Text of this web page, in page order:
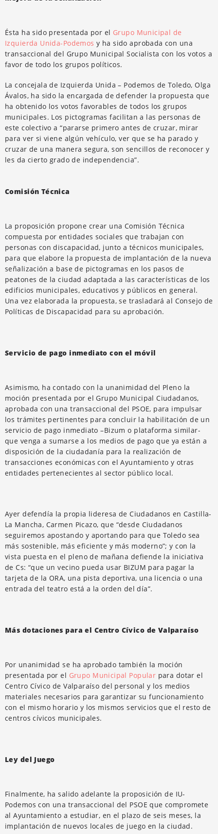
Ésta ha sido presentada por el Grupo Municipal de
Izquierda Unida-Podemos y ha sido aprobada con una
transaccional del Grupo Municipal Socialista con los votos a
favor de todo los grupos políticos.
La concejala de Izquierda Unida – Podemos de Toledo, Olga
Ávalos, ha sido la encargada de defender la propuesta que
ha obtenido los votos favorables de todos los grupos
municipales. Los pictogramas facilitan a las personas de
este colectivo a “pararse primero antes de cruzar, mirar
para ver si viene algún vehículo, ver que se ha parado y
cruzar de una manera segura, son sencillos de reconocer y
les da cierto grado de independencia”.
Comisión Técnica
La proposición propone crear una Comisión Técnica
compuesta por entidades sociales que trabajan con
personas con discapacidad, junto a técnicos municipales,
para que elabore la propuesta de implantación de la nueva
señalización a base de pictogramas en los pasos de
peatones de la ciudad adaptada a las características de los
edificios municipales, educativos y públicos en general.
Una vez elaborada la propuesta, se trasladará al Consejo de
Políticas de Discapacidad para su aprobación.
Servicio de pago inmediato con el móvil
Asimismo, ha contado con la unanimidad del Pleno la
moción presentada por el Grupo Municipal Ciudadanos,
aprobada con una transaccional del PSOE, para impulsar
los trámites pertinentes para concluir la habilitación de un
servicio de pago inmediato –Bizum o plataforma similar-
que venga a sumarse a los medios de pago que ya están a
disposición de la ciudadanía para la realización de
transacciones económicas con el Ayuntamiento y otras
entidades pertenecientes al sector público local.
Ayer defendía la propia lideresa de Ciudadanos en Castilla-
La Mancha, Carmen Picazo, que “desde Ciudadanos
seguiremos apostando y aportando para que Toledo sea
más sostenible, más eficiente y más moderno”; y con la
vista puesta en el pleno de mañana defiende la iniciativa
de Cs: “que un vecino pueda usar BIZUM para pagar la
tarjeta de la ORA, una pista deportiva, una licencia o una
entrada del teatro está a la orden del día”.
Más dotaciones para el Centro Cívico de Valparaíso
Por unanimidad se ha aprobado también la moción
presentada por el Grupo Municipal Popular para dotar el
Centro Cívico de Valparaíso del personal y los medios
materiales necesarios para garantizar su funcionamiento
con el mismo horario y los mismos servicios que el resto de
centros cívicos municipales.
Ley del Juego
Finalmente, ha salido adelante la proposición de IU-
Podemos con una transaccional del PSOE que compromete
al Ayuntamiento a estudiar, en el plazo de seis meses, la
implantación de nuevos locales de juego en la ciudad.